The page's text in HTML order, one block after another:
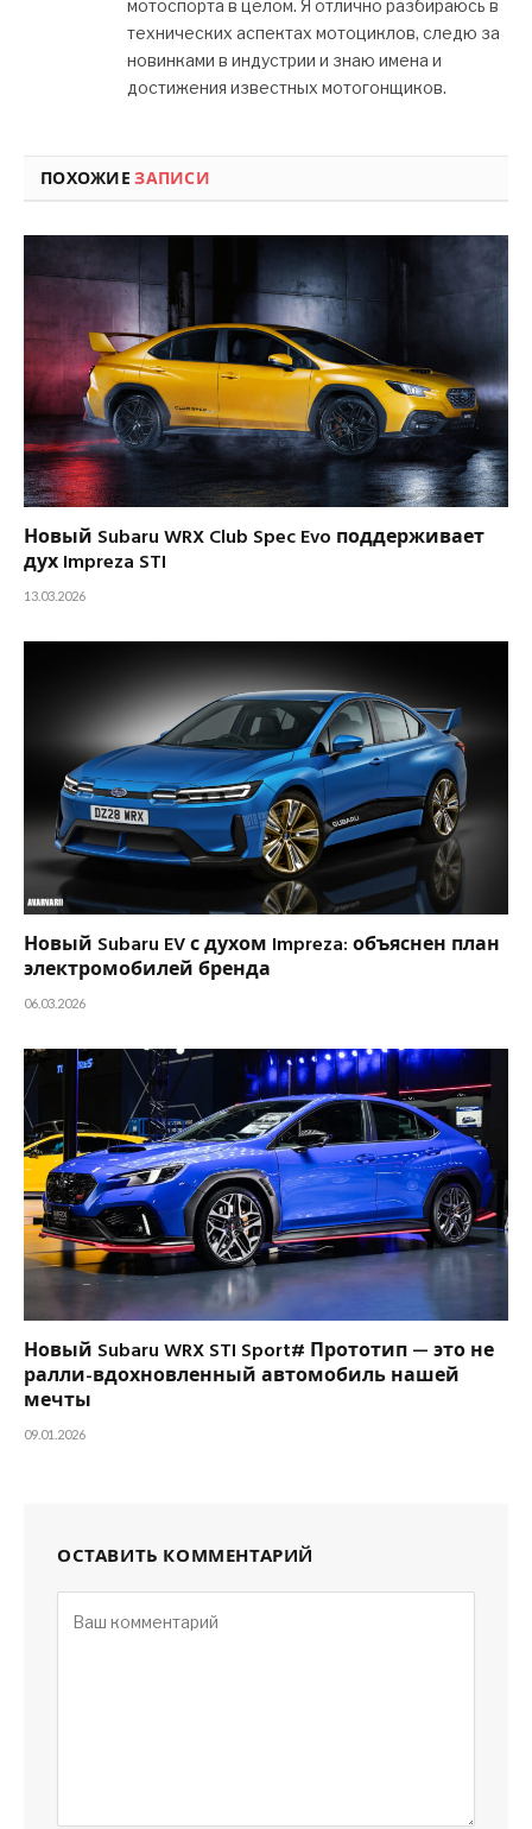
мотоспорта в целом. Я отлично разбираюсь в
технических аспектах мотоциклов, следю за
новинками в индустрии и знаю имена и
достижения известных мотогонщиков.
ПОХОЖИЕЗАПИСИ
Новый Subaru WRX Club Spec Evo поддерживает
дух Impreza STI
13.03.2026
Новый Subaru EV с духом Impreza: объяснен план
электромобилей бренда
06.03.2026
Новый Subaru WRX STI Sport# Прототип — это не
ралли-вдохновленный автомобиль нашей
мечты
09.01.2026
ОСТАВИТЬ КОММЕНТАРИЙ